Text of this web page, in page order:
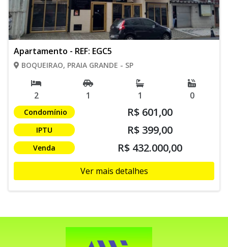
Apartamento - REF: EGC5
BOQUEIRAO, PRAIA GRANDE - SP
2 1 1 0
Condomínio R$ 601,00
IPTU R$ 399,00
Venda R$ 432.000,00
Ver mais detalhes